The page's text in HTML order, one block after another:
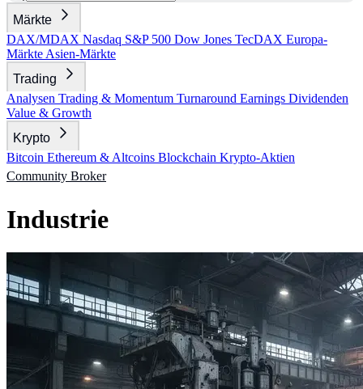
Märkte
DAX/MDAX Nasdaq S&P 500 Dow Jones TecDAX Europa-
Märkte Asien-Märkte
Trading
Analysen Trading & Momentum Turnaround Earnings Dividenden
Value & Growth
Krypto
Bitcoin Ethereum & Altcoins Blockchain Krypto-Aktien
Community Broker
Industrie